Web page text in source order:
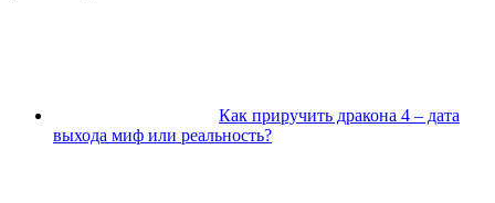
Как приручить дракона 4 – дата
выхода миф или реальность?